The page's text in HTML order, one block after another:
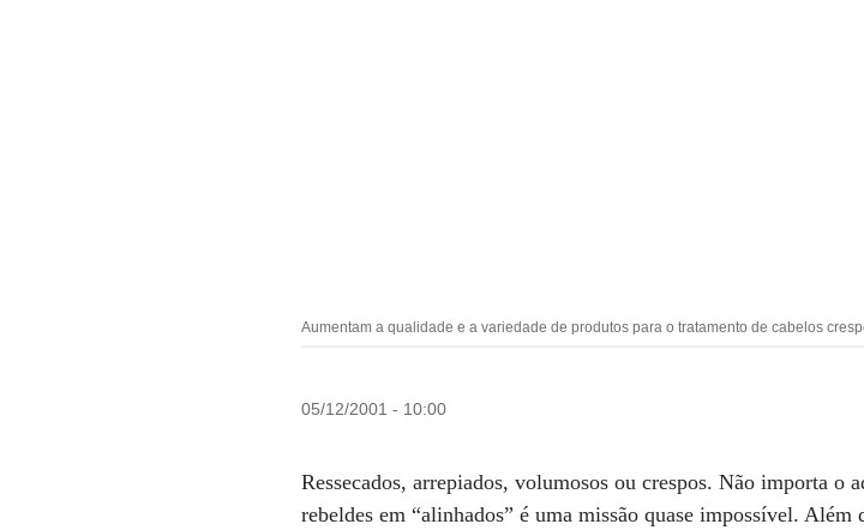
Aumentam a qualidade e a variedade de produtos para o tratamento de cabelos
05/12/2001 - 10:00
Ressecados, arrepiados, volumosos ou crespos. Não importa o
rebeldes em “alinhados” é uma missão quase impossível. Além